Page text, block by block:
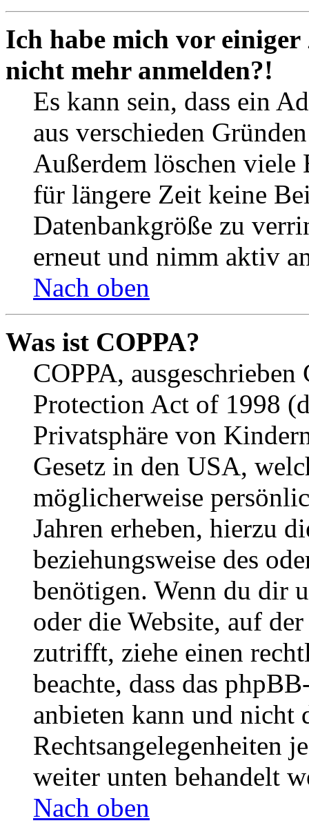
Ich habe mich vor
nicht mehr anmelden?!
Es kann sein, dass ein
aus verschieden
Außerdem löschen viele
für längere Zeit keine
Datenbankgröße zu
erneut und nimm aktiv
Nach oben
Was ist COPPA?
COPPA,
Protection Act of 1998
Privatsphäre von
Gesetz in den USA,
möglicherweise
Jahren erheben, hierzu
beziehungsweise des
benötigen. Wenn du dir
oder die Website, auf
zutrifft, ziehe einen
beachte, dass das
anbieten kann und nicht
Rechtsangelegenheiten
weiter unten behandelt
Nach oben